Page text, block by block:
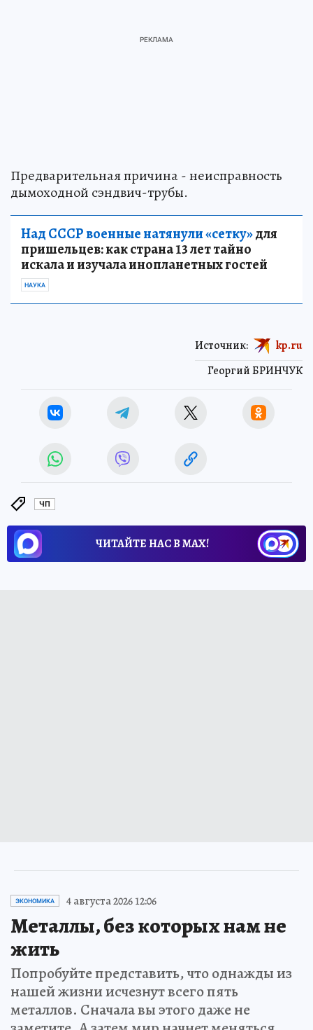
Предварительная причина - неисправность
дымоходной сэндвич-трубы.
Над СССР военные натянули «сетку»для
пришельцев: как страна 13 лет тайно
искала и изучала инопланетных гостей
НАУКА
Георгий БРИНЧУК
Источник: kp.ru
ЧП
ЧИТАЙТЕ НАС В МАХ!
ЭКОНОМИКА 4 августа 2026 12:06
Металлы, без которых нам не
жить
Попробуйте представить, что однажды из
нашей жизни исчезнут всего пять
металлов. Сначала вы этого даже не